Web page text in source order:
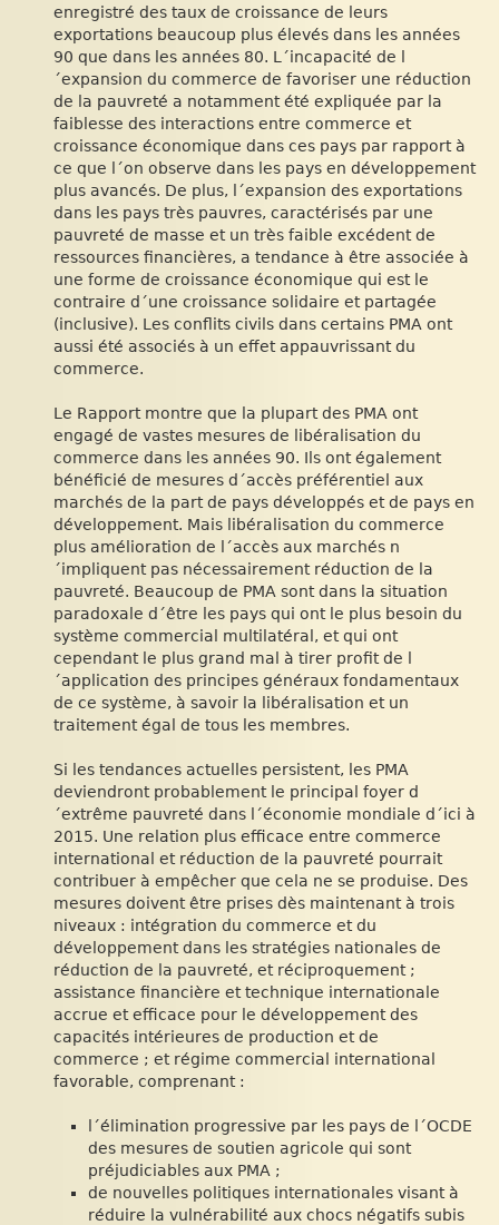
enregistré des taux de croissance de leurs
exportations beaucoup plus élevés dans les années
90 que dans les années 80. L´incapacité de l
´expansion du commerce de favoriser une réduction
de la pauvreté a notamment été expliquée par la
faiblesse des interactions entre commerce et
croissance économique dans ces pays par rapport à
ce que l´on observe dans les pays en développement
plus avancés. De plus, l´expansion des exportations
dans les pays très pauvres, caractérisés par une
pauvreté de masse et un très faible excédent de
ressources financières, a tendance à être associée à
une forme de croissance économique qui est le
contraire d´une croissance solidaire et partagée
(inclusive). Les conflits civils dans certains PMA ont
aussi été associés à un effet appauvrissant du
commerce.
Le Rapport montre que la plupart des PMA ont
engagé de vastes mesures de libéralisation du
commerce dans les années 90. Ils ont également
bénéficié de mesures d´accès préférentiel aux
marchés de la part de pays développés et de pays en
développement. Mais libéralisation du commerce
plus amélioration de l´accès aux marchés n
´impliquent pas nécessairement réduction de la
pauvreté. Beaucoup de PMA sont dans la situation
paradoxale d´être les pays qui ont le plus besoin du
système commercial multilatéral, et qui ont
cependant le plus grand mal à tirer profit de l
´application des principes généraux fondamentaux
de ce système, à savoir la libéralisation et un
traitement égal de tous les membres.
Si les tendances actuelles persistent, les PMA
deviendront probablement le principal foyer d
´extrême pauvreté dans l´économie mondiale d´ici à
2015. Une relation plus efficace entre commerce
international et réduction de la pauvreté pourrait
contribuer à empêcher que cela ne se produise. Des
mesures doivent être prises dès maintenant à trois
niveaux : intégration du commerce et du
développement dans les stratégies nationales de
réduction de la pauvreté, et réciproquement ;
assistance financière et technique internationale
accrue et efficace pour le développement des
capacités intérieures de production et de
commerce ; et régime commercial international
favorable, comprenant :
l´élimination progressive par les pays de l´OCDE
des mesures de soutien agricole qui sont
préjudiciables aux PMA ;
de nouvelles politiques internationales visant à
réduire la vulnérabilité aux chocs négatifs subis